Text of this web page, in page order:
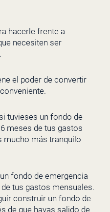
hacerle frente a
necesiten ser
el poder de convertir
tuvieses un fondo de
meses de tus gastos
mucho más tranquilo
fondo de emergencia
tus gastos mensuales.
construir un fondo de
de que hayas salido de